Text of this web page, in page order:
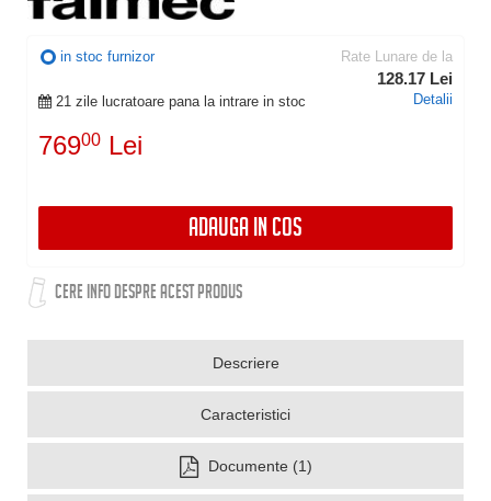
in stoc furnizor
21 zile lucratoare pana la intrare in stoc
76900 Lei
Rate Lunare de la
128.17 Lei
Detalii
ADAUGA IN COS
CERE INFO DESPRE ACEST PRODUS
Descriere
Caracteristici
Documente (1)